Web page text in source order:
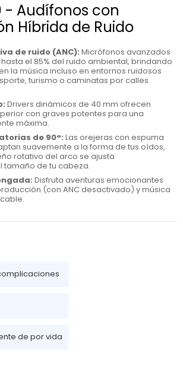
- Audífonos con
Híbrida de Ruido
de ruido (ANC): Micrófonos avanzados
el 85% del ruido ambiental, brindando
la música incluso en entornos ruidosos
turismo o caminatas por calles
Drivers dinámicos de 40 mm ofrecen
con graves potentes para una
máxima.
de 90°: Las orejeras con espuma
suavemente a la forma de tus oídos,
rotativo del arco se ajusta
de tu cabeza.
Disfruta aventuras emocionantes
(con ANC desactivado) y música
de por vida